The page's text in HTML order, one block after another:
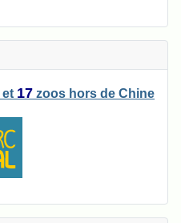
et 17 zoos hors de Chine